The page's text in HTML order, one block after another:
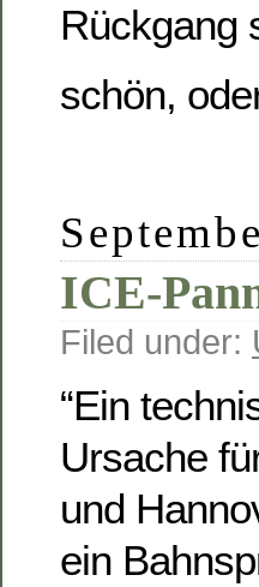
Rückgang
schön,
ICE-
Filed under:
“Ein
Ursache
und
ein